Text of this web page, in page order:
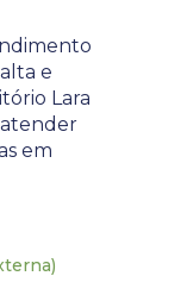
e
Lara
em